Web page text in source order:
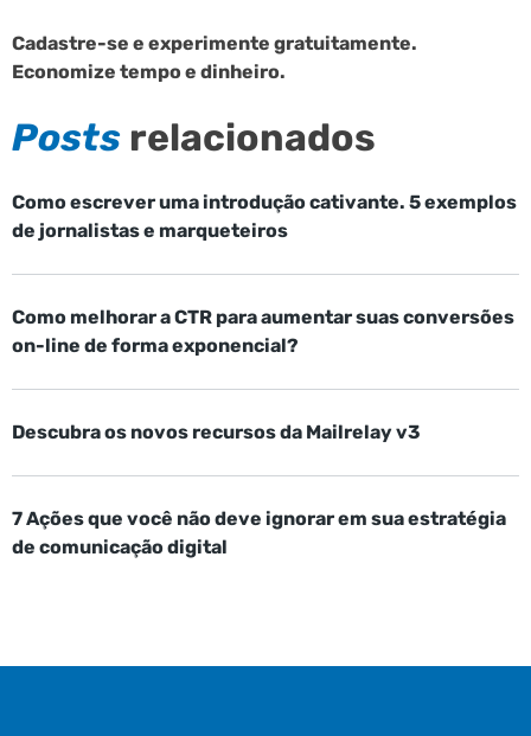
Cadastre-se e experimente gratuitamente.
Economize tempo e dinheiro.
Posts relacionados
Como escrever uma introdução cativante. 5 exemplos
de jornalistas e marqueteiros
Como melhorar a CTR para aumentar suas conversões
on-line de forma exponencial?
Descubra os novos recursos da Mailrelay v3
7 Ações que você não deve ignorar em sua estratégia
de comunicação digital